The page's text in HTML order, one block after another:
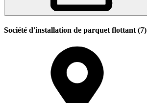
Société d'installation de parquet flottant (7)